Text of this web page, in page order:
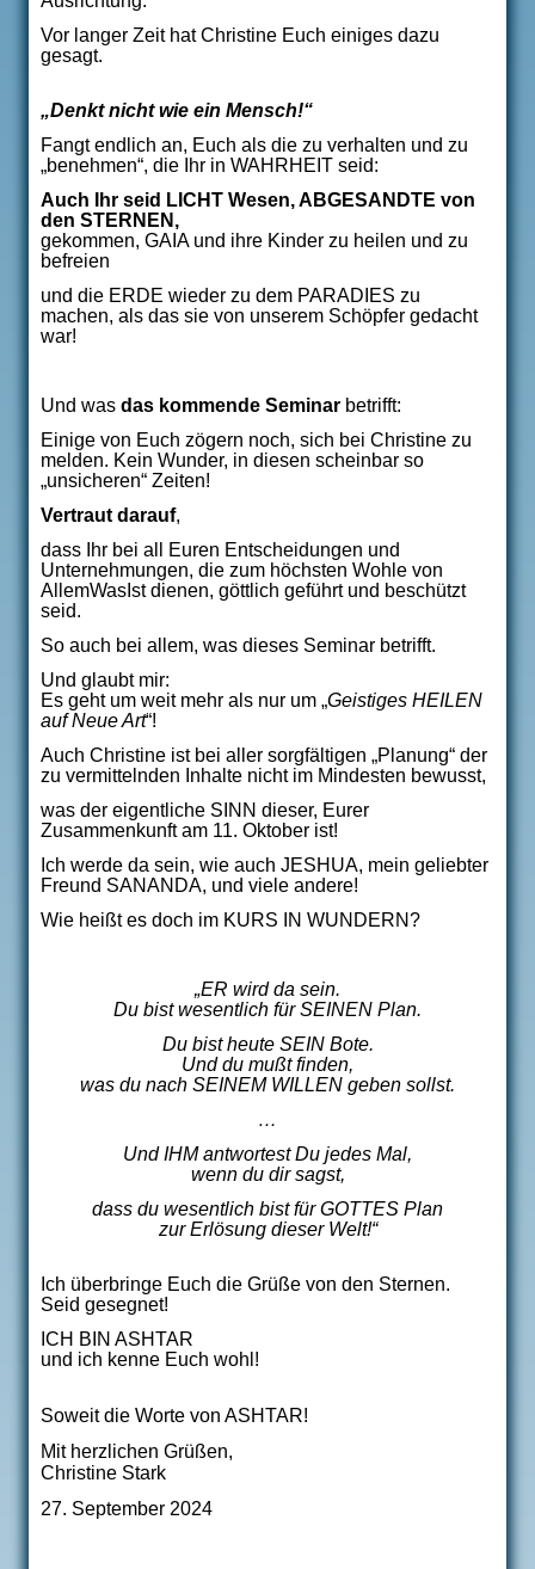
Vor langer Zeit hat Christine Euch einiges dazu
gesagt.
„Denkt nicht wie ein Mensch!“
Fangt endlich an, Euch als die zu verhalten und zu
„benehmen“, die Ihr in WAHRHEIT seid:
Auch Ihr seid LICHT Wesen, ABGESANDTE von
den STERNEN,
gekommen, GAIA und ihre Kinder zu heilen und zu
befreien
und die ERDE wieder zu dem PARADIES zu
machen, als das sie von unserem Schöpfer gedacht
war!
Und was das kommende Seminar betrifft:
Einige von Euch zögern noch, sich bei Christine zu
melden. Kein Wunder, in diesen scheinbar so
„unsicheren“ Zeiten!
Vertraut darauf,
dass Ihr bei all Euren Entscheidungen und
Unternehmungen, die zum höchsten Wohle von
AllemWasIst dienen, göttlich geführt und beschützt
seid.
So auch bei allem, was dieses Seminar betrifft.
Und glaubt mir:
Es geht um weit mehr als nur um „Geistiges HEILEN
auf Neue Art“!
Auch Christine ist bei aller sorgfältigen „Planung“ der
zu vermittelnden Inhalte nicht im Mindesten bewusst,
was der eigentliche SINN dieser, Eurer
Zusammenkunft am 11. Oktober ist!
Ich werde da sein, wie auch JESHUA, mein geliebter
Freund SANANDA, und viele andere!
Wie heißt es doch im KURS IN WUNDERN?
„ER wird da sein.
Du bist wesentlich für SEINEN Plan.
Du bist heute SEIN Bote.
Und du mußt finden,
was du nach SEINEM WILLEN geben sollst.
…
Und IHM antwortest Du jedes Mal,
wenn du dir sagst,
dass du wesentlich bist für GOTTES Plan
zur Erlösung dieser Welt!“
Ich überbringe Euch die Grüße von den Sternen.
Seid gesegnet!
ICH BIN ASHTAR
und ich kenne Euch wohl!
Soweit die Worte von ASHTAR!
Mit herzlichen Grüßen,
Christine Stark
27. September 2024